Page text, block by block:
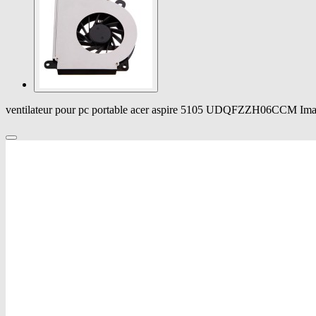
ventilateur pour pc portable acer aspire 5105 UDQFZZH06CCM